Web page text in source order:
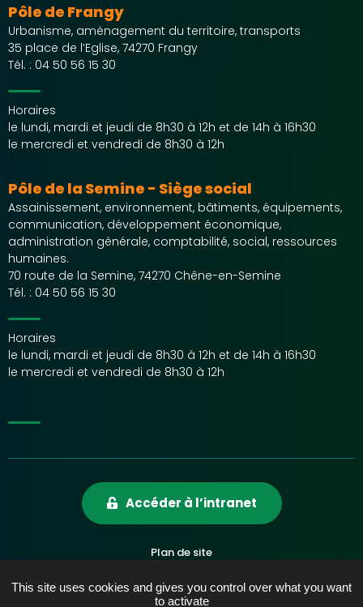
Pôle de Frangy
Urbanisme, aménagement du territoire, transports
35 place de l’Eglise, 74270 Frangy
Tél. : 04 50 56 15 30
Horaires
le lundi, mardi et jeudi de 8h30 à 12h et de 14h à 16h30
le mercredi et vendredi de 8h30 à 12h
Pôle de la Semine - Siège social
Assainissement, environnement, bâtiments, équipements,
communication, développement économique,
administration générale, comptabilité, social, ressources
humaines.
70 route de la Semine, 74270 Chêne-en-Semine
Tél. : 04 50 56 15 30
Horaires
le lundi, mardi et jeudi de 8h30 à 12h et de 14h à 16h30
le mercredi et vendredi de 8h30 à 12h
Accéder à l’intranet
Plan de site
Accessibilité
This site uses cookies and gives you control over what you want
to activate